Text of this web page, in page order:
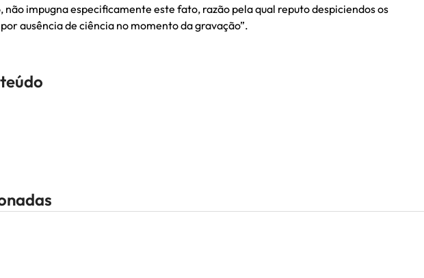
impugna especificamente este fato, razão pela qual reputo despiciendos os
ausência de ciência no momento da gravação”.